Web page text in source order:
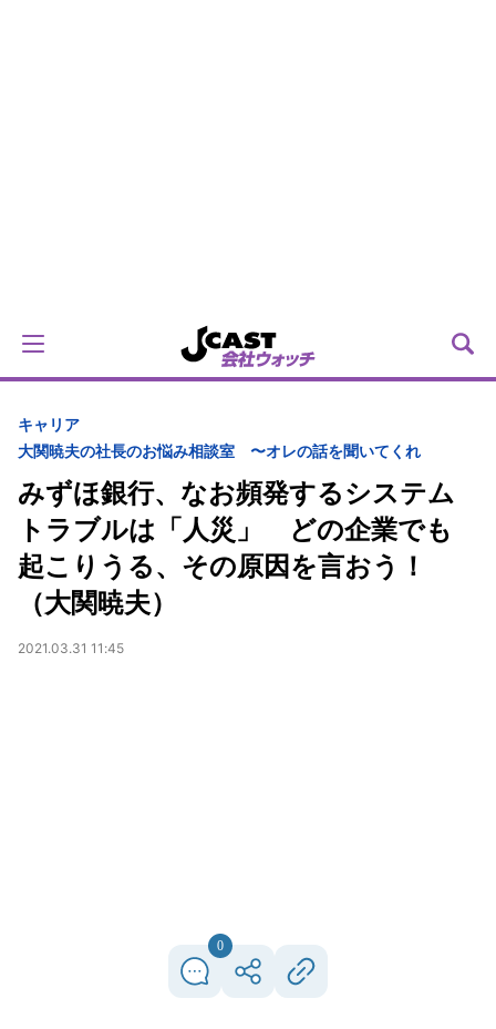
キャリア
大関暁夫の社長のお悩み相談室 〜オレの話を聞いてくれ
みずほ銀行、なお頻発するシステム
トラブルは「人災」 どの企業でも
起こりうる、その原因を言おう！
（大関暁夫）
2021.03.31 11:45
0